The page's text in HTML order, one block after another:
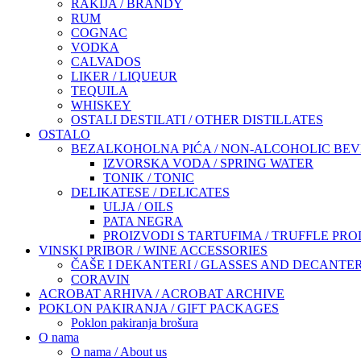
RAKIJA / BRANDY
RUM
COGNAC
VODKA
CALVADOS
LIKER / LIQUEUR
TEQUILA
WHISKEY
OSTALI DESTILATI / OTHER DISTILLATES
OSTALO
BEZALKOHOLNA PIĆA / NON-ALCOHOLIC
IZVORSKA VODA / SPRING WATER
TONIK / TONIC
DELIKATESE / DELICATES
ULJA / OILS
PATA NEGRA
PROIZVODI S TARTUFIMA / TRUFFLE
VINSKI PRIBOR / WINE ACCESSORIES
ČAŠE I DEKANTERI / GLASSES AND
CORAVIN
ACROBAT ARHIVA / ACROBAT ARCHIVE
POKLON PAKIRANJA / GIFT PACKAGES
Poklon pakiranja brošura
O nama
O nama / About us